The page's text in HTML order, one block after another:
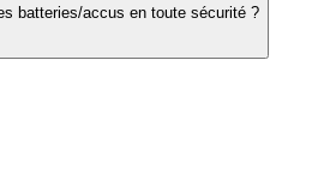
batteries/accus en toute sécurité ?